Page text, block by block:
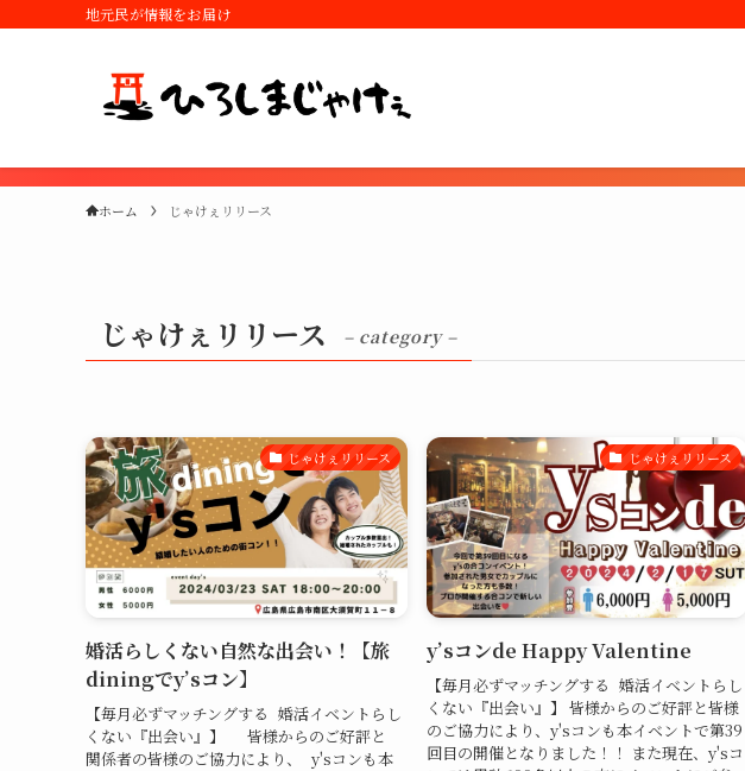
地元民が情報をお届け
ホーム じゃけぇリリース
じゃけぇリリース – category –
じゃけぇリリース
婚活らしくない自然な出会い！【旅
diningでy’sコン】
【毎月必ずマッチングする 婚活イベントらし
くない『出会い』】 皆様からのご好評と
関係者の皆様のご協力により、 y'sコンも本
じゃけぇリリース
y’sコンde Happy Valentine
【毎月必ずマッチングする 婚活イベントらし
くない『出会い』】 皆様からのご好評と皆様
のご協力により、y'sコンも本イベントで第39
回目の開催となりました！！ また現在、y'sコ